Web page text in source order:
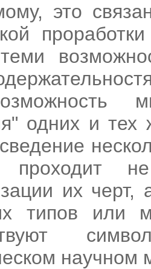
это
одних и
проходит
их
типов или